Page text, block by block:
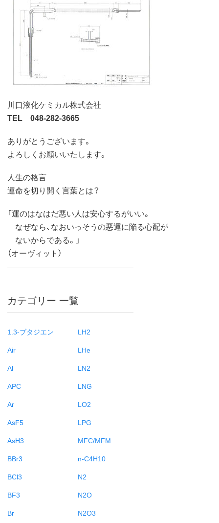
川口液化ケミカル株式会社
TEL 048-282-3665
ありがとうございます。
よろしくお願いいたします。
人生の格言
運命を切り開く言葉とは？
「運のはなはだ悪い人は安心するがいい。
なぜなら、なおいっそうの悪運に陥る心配が
ないからである。」
（オーヴィット）
カテゴリー 一覧
1.3-ブタジエン
Air
Al
APC
Ar
AsF5
AsH3
BBr3
BCl3
BF3
Br
LH2
LHe
LN2
LNG
LO2
LPG
MFC/MFM
n-C4H10
N2
N2O
N2O3